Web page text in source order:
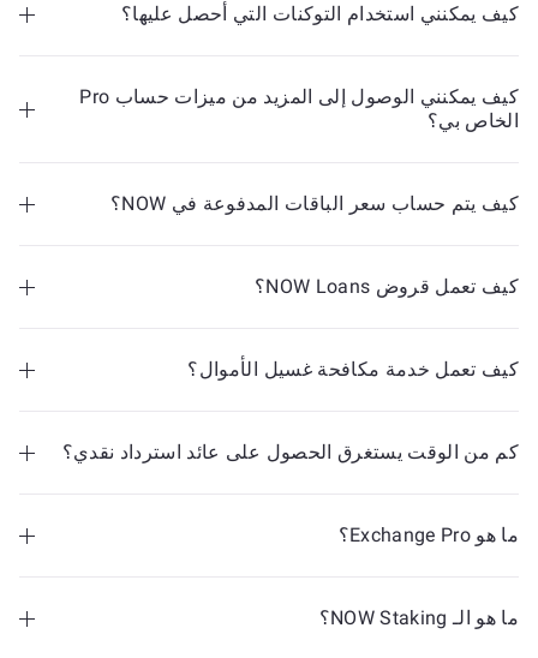
كيف يمكنني استخدام التوكنات التي أحصل عليها؟
كيف يمكنني الوصول إلى المزيد من ميزات حساب Pro
الخاص بي؟
كيف يتم حساب سعر الباقات المدفوعة في NOW؟
كيف تعمل قروض NOW Loans؟
كيف تعمل خدمة مكافحة غسيل الأموال؟
كم من الوقت يستغرق الحصول على عائد استرداد نقدي؟
ما هو Exchange Pro؟
من 900 عملة، مما يوفر رسومًا مخفضة.
ما هو الـ NOW Staking؟